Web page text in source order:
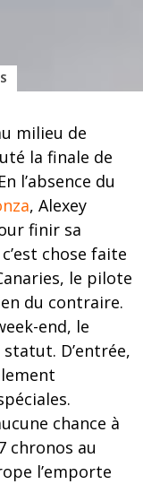
milieu de
la finale de
l’absence du
, Alexey
finir sa
chose faite
le pilote
du contraire.
end, le
D’entrée,
chance à
chronos au
l’emporte